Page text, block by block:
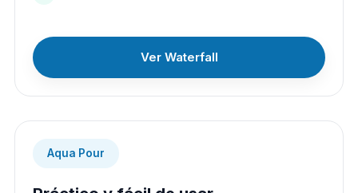
Ver Waterfall
Aqua Pour